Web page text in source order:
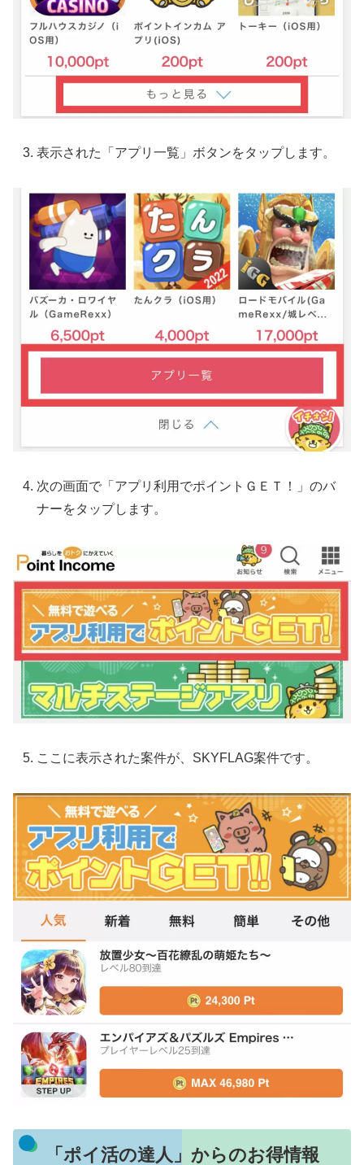
表示された「アプリ一覧」ボタンをタップします。
次の画面で「アプリ利用でポイントＧＥＴ！」のバ
ナーをタップします。
ここに表示された案件が、SKYFLAG案件です。
「ポイ活の達人」からのお得情報